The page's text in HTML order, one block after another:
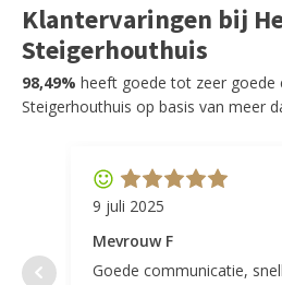
Klantervaringen bij
Steigerhouthuis
98,49% heeft goede tot zeer goede
Steigerhouthuis op basis van meer
9 juli 2025
Mevrouw F
Goede communicatie,